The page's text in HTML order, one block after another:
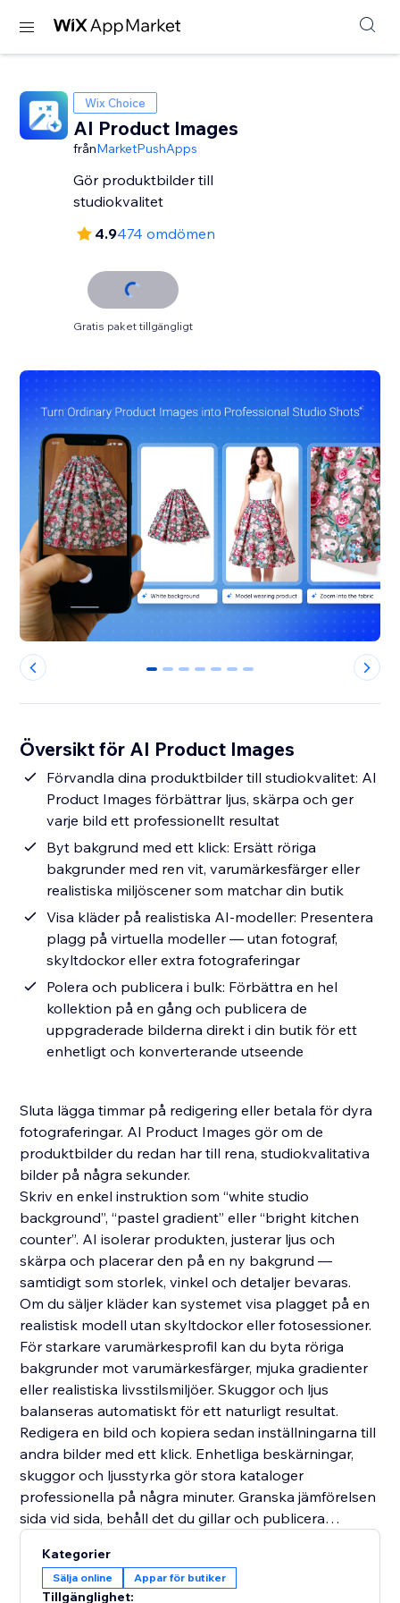
Wix Choice
AI Product Images
frånMarketPushApps
Gör produktbilder till
studiokvalitet
4.9474 omdömen
Gratis paket tillgängligt
0 1 2 3 4 5 6
Översikt för AI Product Images
Förvandla dina produktbilder till studiokvalitet: AI
Product Images förbättrar ljus, skärpa och ger
varje bild ett professionellt resultat
Byt bakgrund med ett klick: Ersätt röriga
bakgrunder med ren vit, varumärkesfärger eller
realistiska miljöscener som matchar din butik
Visa kläder på realistiska AI-modeller: Presentera
plagg på virtuella modeller — utan fotograf,
skyltdockor eller extra fotograferingar
Polera och publicera i bulk: Förbättra en hel
kollektion på en gång och publicera de
uppgraderade bilderna direkt i din butik för ett
enhetligt och konverterande utseende
Sluta lägga timmar på redigering eller betala för dyra
fotograferingar. AI Product Images gör om de
produktbilder du redan har till rena, studiokvalitativa
bilder på några sekunder.
Skriv en enkel instruktion som “white studio
background”, “pastel gradient” eller “bright kitchen
counter”. AI isolerar produkten, justerar ljus och
skärpa och placerar den på en ny bakgrund —
samtidigt som storlek, vinkel och detaljer bevaras.
Om du säljer kläder kan systemet visa plagget på en
realistisk modell utan skyltdockor eller fotosessioner.
För starkare varumärkesprofil kan du byta röriga
bakgrunder mot varumärkesfärger, mjuka gradienter
eller realistiska livsstilsmiljöer. Skuggor och ljus
balanseras automatiskt för ett naturligt resultat.
Redigera en bild och kopiera sedan inställningarna till
andra bilder med ett klick. Enhetliga beskärningar,
skuggor och ljusstyrka gör stora kataloger
professionella på några minuter. Granska jämförelsen
sida vid sida, behåll det du gillar och publicera
eller designkunskap.
AI Product Images levererar proffsiga visuella
Kategorier
Sälja online Appar för butiker
Tillgänglighet: